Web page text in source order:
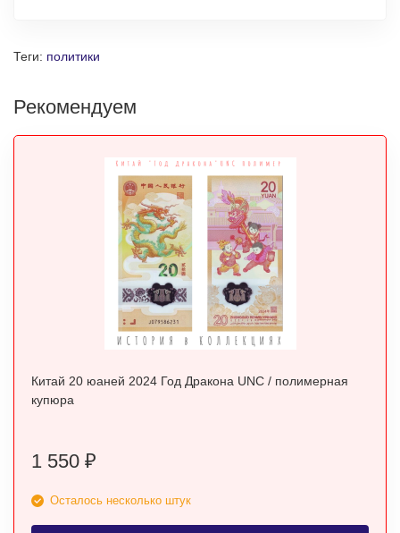
Теги: политики
Рекомендуем
Китай 20 юаней 2024 Год Дракона UNC / полимерная
купюра
1 550 ₽
Осталось несколько штук